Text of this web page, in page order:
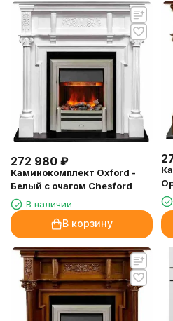
272 980 ₽
Каминокомплект Oxford -
Белый с очагом Chesford
В наличии
В корзину